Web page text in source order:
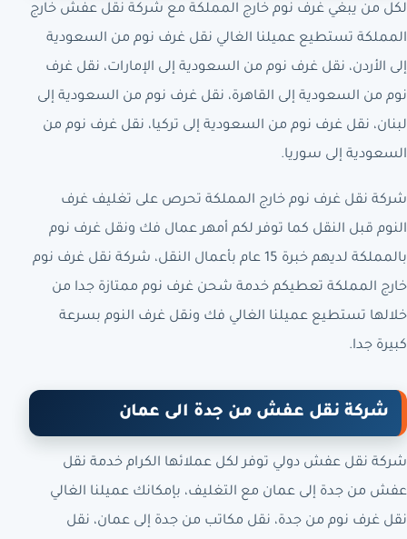
لكل من يبغي غرف نوم خارج المملكة مع شركة نقل عفش خارج
المملكة تستطيع عميلنا الغالي نقل غرف نوم من السعودية
إلى الأردن، نقل غرف نوم من السعودية إلى الإمارات، نقل غرف
نوم من السعودية إلى القاهرة، نقل غرف نوم من السعودية إلى
لبنان، نقل غرف نوم من السعودية إلى تركيا، نقل غرف نوم من
السعودية إلى سوريا.
شركة نقل غرف نوم خارج المملكة تحرص على تغليف غرف
النوم قبل النقل كما توفر لكم أمهر عمال فك ونقل غرف نوم
بالمملكة لديهم خبرة 15 عام بأعمال النقل، شركة نقل غرف نوم
خارج المملكة تعطيكم خدمة شحن غرف نوم ممتازة جدا من
خلالها تستطيع عميلنا الغالي فك ونقل غرف النوم بسرعة
كبيرة جدا.
شركة نقل عفش من جدة الى عمان
شركة نقل عفش دولي توفر لكل عملائها الكرام خدمة نقل
عفش من جدة إلى عمان مع التغليف، بإمكانك عميلنا الغالي
نقل غرف نوم من جدة، نقل مكاتب من جدة إلى عمان، نقل